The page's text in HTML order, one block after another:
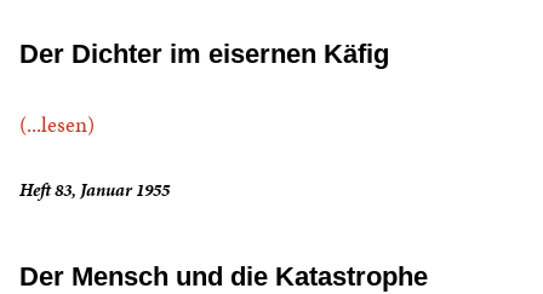
Der Dichter im eisernen Käfig
(...lesen)
Heft 83, Januar 1955
Der Mensch und die Katastrophe